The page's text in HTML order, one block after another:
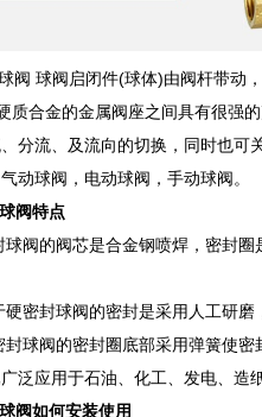
阀 球阀启闭件(球体)由阀杆带动
质合金的金属阀座之间具有很强
分流、及流向的切换，同时也
动球阀，电动球阀，手动球阀。
阀特点
阀的阀芯是合金钢喷焊，密封
密封球阀的密封是采用人工研
球阀的密封圈底部采用弹簧使
泛应用于石油、化工、发电、造
阀如何安装使用